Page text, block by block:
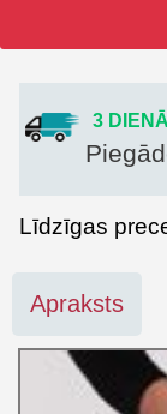
3
Līdzīgas
Apraksts